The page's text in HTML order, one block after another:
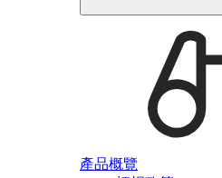
產品概覽